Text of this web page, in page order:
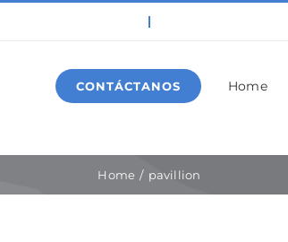
CONTÁCTANOS Home
Home pavillion